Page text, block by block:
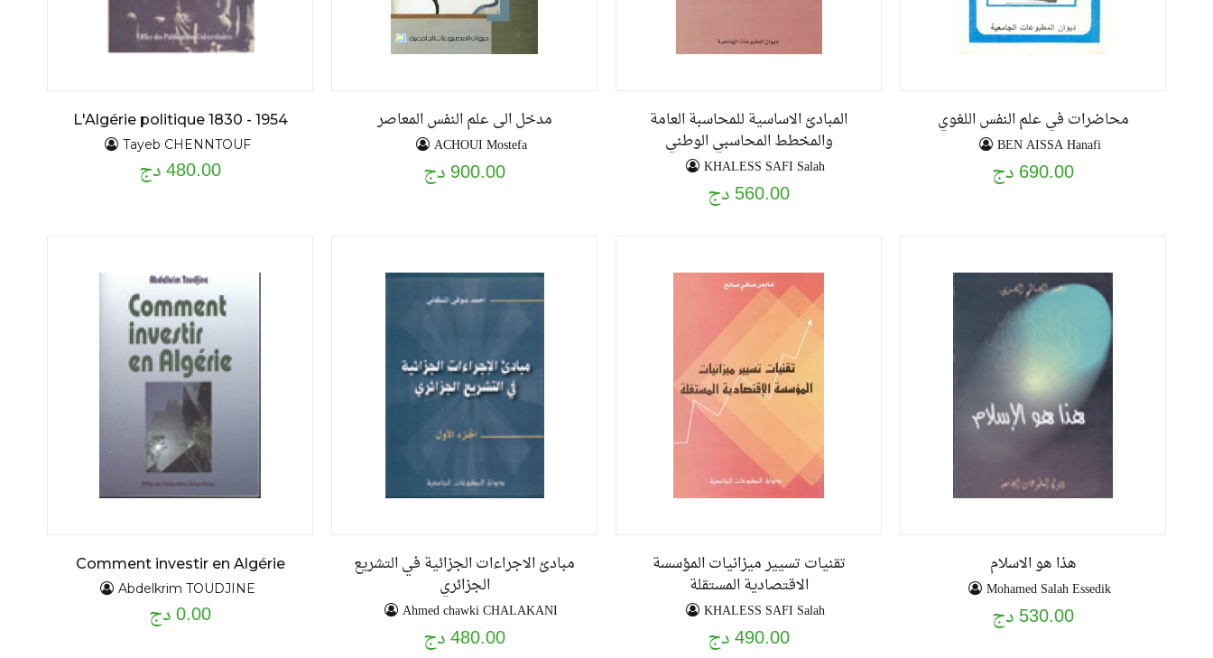
محاضرات في علم النفس اللغوي
BEN AISSA Hanafi
690.00 دج
المبادئ الاساسية للمحاسبة العامة
والمخطط المحاسبي الوطني
KHALESS SAFI Salah
560.00 دج
مدخل الى علم النفس المعاصر
ACHOUI Mostefa
900.00 دج
L'Algérie politique 1830 - 1954
Tayeb CHENNTOUF
480.00 دج
هذا هو الاسلام
Mohamed Salah Essedik
530.00 دج
تقنيات تسيير ميزانيات المؤسسة
الاقتصادية المستقلة
KHALESS SAFI Salah
490.00 دج
مبادئ الاجراءات الجزائية في التشريع
الجزائري
Ahmed chawki CHALAKANI
480.00 دج
Comment investir en Algérie
Abdelkrim TOUDJINE
0.00 دج